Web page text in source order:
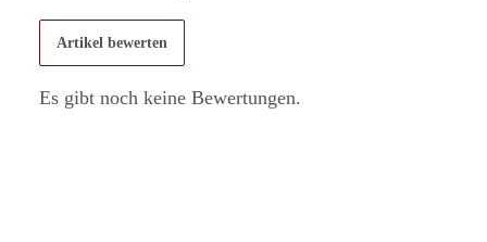
Artikel bewerten
Es gibt noch keine Bewertungen.